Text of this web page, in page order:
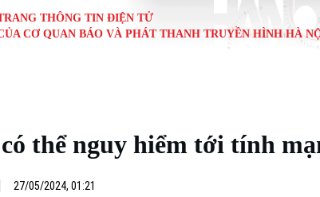
THÔNG TIN ĐIỆN TỬ
CƠ QUAN BÁO VÀ PHÁT THANH TRUYỀN HÌNH HÀ
sáng
Ngân hàng
Đầu tư
Căn hộ
Tàu
Xe máy
Tuyển sinh Làng nghề Dinh
thể nguy hiểm tới tính
27/05/2024, 01:21